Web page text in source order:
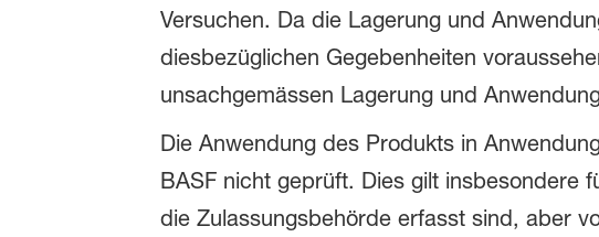
Versuchen. Da die Lagerung und
diesbezüglichen Gegebenheiten
unsachgemässen Lagerung und
Die Anwendung des Produkts in
BASF nicht geprüft. Dies gilt insbesondere
die Zulassungsbehörde erfasst sind, aber